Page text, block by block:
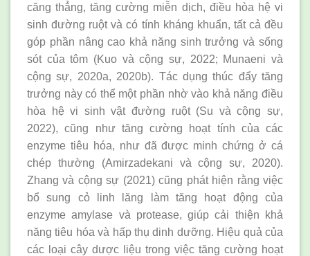
căng thẳng, tăng cường miễn dịch, điều hòa hệ vi
sinh đường ruột và có tính kháng khuẩn, tất cả đều
góp phần nâng cao khả năng sinh trưởng và sống
sót của tôm (Kuo và cộng sự, 2022; Munaeni và
cộng sự, 2020a, 2020b). Tác dụng thúc đẩy tăng
trưởng này có thể một phần nhờ vào khả năng điều
hòa hệ vi sinh vật đường ruột (Su và cộng sự,
2022), cũng như tăng cường hoạt tính của các
enzyme tiêu hóa, như đã được minh chứng ở cá
chép thường (Amirzadekani và cộng sự, 2020).
Zhang và cộng sự (2021) cũng phát hiện rằng việc
bổ sung cỏ linh lăng làm tăng hoạt động của
enzyme amylase và protease, giúp cải thiện khả
năng tiêu hóa và hấp thụ dinh dưỡng. Hiệu quả của
các loại cây dược liệu trong việc tăng cường hoạt